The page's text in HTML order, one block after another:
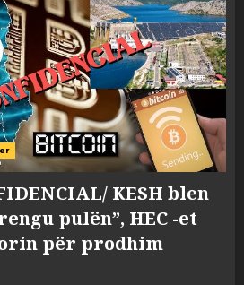
KESH blen
pulën”, HEC -et
për prodhim